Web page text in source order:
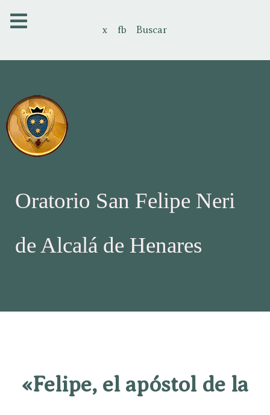
x fb Buscar
Oratorio San Felipe Neri
de Alcalá de Henares
«Felipe, el apóstol de la